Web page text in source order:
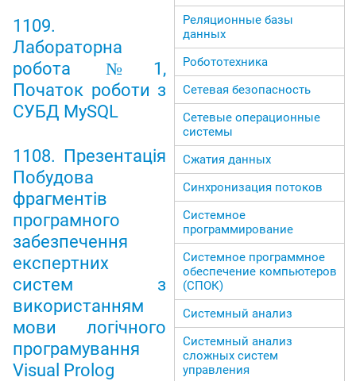
1109.
Лабораторна
робота №1,
Початок роботи з
СУБД MySQL
1108. Презентація
Побудова
фрагментів
програмного
забезпечення
експертних
систем з
використанням
мови логічного
програмування
Visual Prolog
Реляционные базы
данных
Робототехника
Сетевая безопасность
Сетевые операционные
системы
Сжатия данных
Синхронизация потоков
Системное
программирование
Системное программное
обеспечение компьютеров
(СПОК)
Системный анализ
Системный анализ
сложных систем
управления